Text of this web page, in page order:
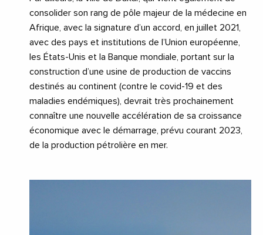
consolider son rang de pôle majeur de la médecine en
Afrique, avec la signature d’un accord, en juillet 2021,
avec des pays et institutions de l’Union européenne,
les États-Unis et la Banque mondiale, portant sur la
construction d’une usine de production de vaccins
destinés au continent (contre le covid-19 et des
maladies endémiques), devrait très prochainement
connaître une nouvelle accélération de sa croissance
économique avec le démarrage, prévu courant 2023,
de la production pétrolière en mer.